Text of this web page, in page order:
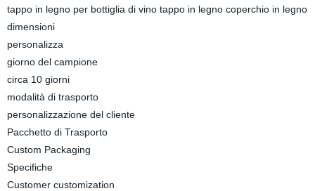
tappo in legno per bottiglia di vino tappo in legno coperchio in legno
dimensioni
personalizza
giorno del campione
circa 10 giorni
modalità di trasporto
personalizzazione del cliente
Pacchetto di Trasporto
Custom Packaging
Specifiche
Customer customization